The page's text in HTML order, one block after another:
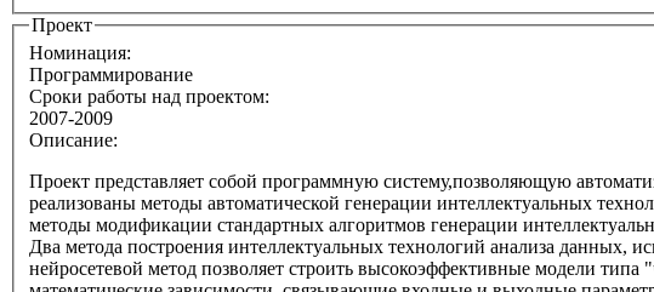
Проект
Номинация:
Программирование
Сроки работы над проектом:
2007-2009
Описание:
Проект представляет собой программную систему,позволяющую
реализованы методы автоматической генерации интеллектуальных
методы модификации стандартных алгоритмов генерации
Два метода построения интеллектуальных технологий анализа данных,
нейросетевой метод позволяет строить высокоэффективные модели